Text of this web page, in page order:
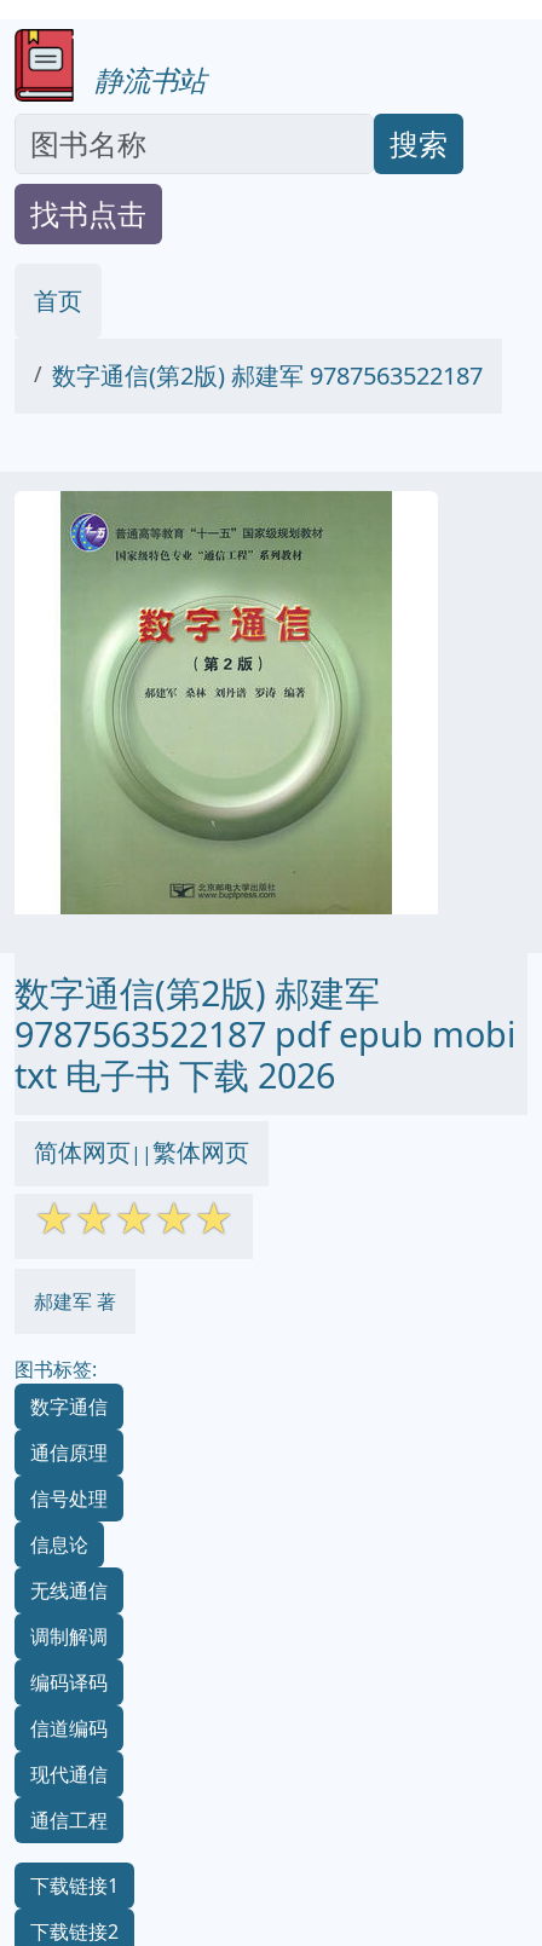
静流书站
搜索
找书点击
首页
数字通信(第2版) 郝建军 9787563522187
数字通信(第2版) 郝建军
9787563522187 pdf epub mobi
txt 电子书 下载 2026
简体网页||繁体网页
☆☆☆☆☆
郝建军 著
图书标签:
数字通信
通信原理
信号处理
信息论
无线通信
调制解调
编码译码
信道编码
现代通信
通信工程
下载链接1
下载链接2